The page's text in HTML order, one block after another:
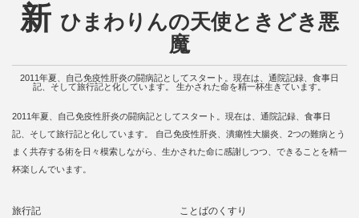
新 ひまわりんの天使ときどき悪
魔
2011年夏、自己免疫性肝炎の闘病記としてスタート。現在は、通院記録、食事日
記、そして旅行記と化しています。 生かされた命を精一杯生きています。
2011年夏、自己免疫性肝炎の闘病記としてスタート。現在は、通院記録、食事日
記、そして旅行記と化しています。 自己免疫性肝炎、潰瘍性大腸炎、2つの難病とう
まく共存する術を日々模索しながら、生かされた命に感謝しつつ、できることを精一
杯楽しんでいます。
旅行記 ことばのくすり